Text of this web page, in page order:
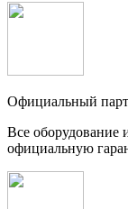
Официальный
Все оборудование
официальную